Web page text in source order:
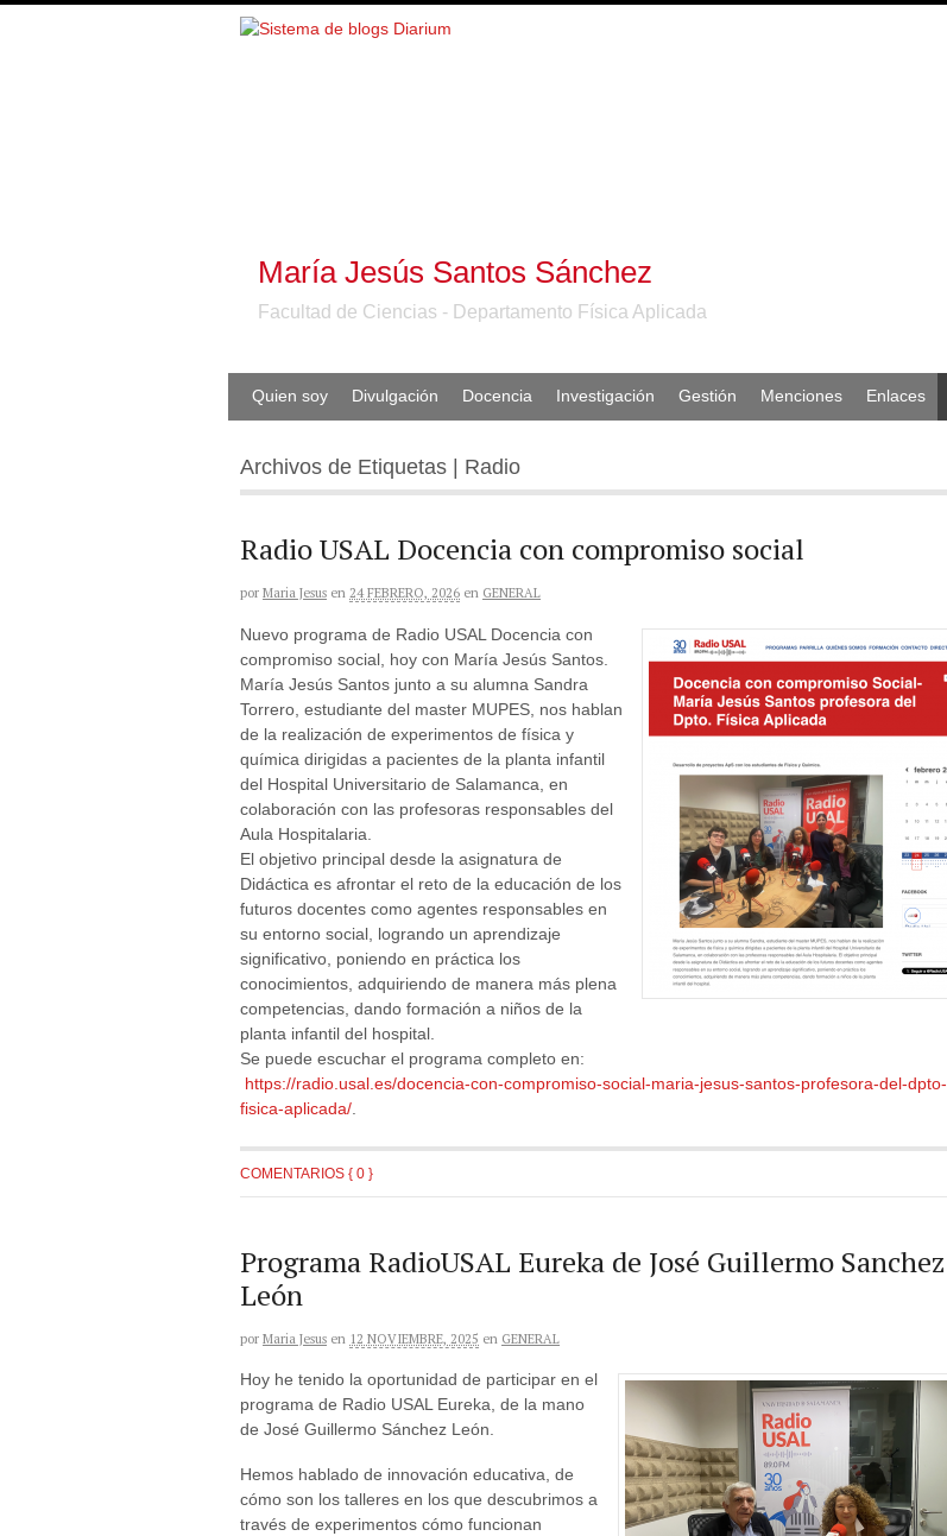
María Jesús Santos Sánchez
Facultad de Ciencias - Departamento Física Aplicada
Quien soy Divulgación Docencia Investigación Gestión Menciones Enlaces
Archivos de Etiquetas | Radio
Radio USAL Docencia con compromiso social
por Maria Jesus en 24 FEBRERO, 2026 en GENERAL
Nuevo programa de Radio USAL Docencia con
compromiso social, hoy con María Jesús Santos.
María Jesús Santos junto a su alumna Sandra
Torrero, estudiante del master MUPES, nos hablan
de la realización de experimentos de física y
química dirigidas a pacientes de la planta infantil
del Hospital Universitario de Salamanca, en
colaboración con las profesoras responsables del
Aula Hospitalaria.
El objetivo principal desde la asignatura de
Didáctica es afrontar el reto de la educación de los
futuros docentes como agentes responsables en
su entorno social, logrando un aprendizaje
significativo, poniendo en práctica los
conocimientos, adquiriendo de manera más plena
competencias, dando formación a niños de la
planta infantil del hospital.
Se puede escuchar el programa completo en:
https://radio.usal.es/docencia-con-compromiso-social-maria-jesus-santos-profesora-del-dpto-
fisica-aplicada/
COMENTARIOS { 0 }
Programa RadioUSAL Eureka de José Guillermo Sanchez
León
por Maria Jesus en 12 NOVIEMBRE, 2025 en GENERAL
Hoy he tenido la oportunidad de participar en el
programa de Radio USAL Eureka, de la mano
de José Guillermo Sánchez León.
Hemos hablado de innovación educativa, de
cómo son los talleres en los que descubrimos a
través de experimentos cómo funcionan